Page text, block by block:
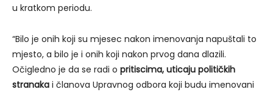
u kratkom periodu.
“Bilo je onih koji su mjesec nakon imenovanja napuštali to
mjesto, a bilo je i onih koji nakon prvog dana dlazili.
Očigledno je da se radi o pritiscima, uticaju političkih
stranaka i članova Upravnog odbora koji budu imenovani